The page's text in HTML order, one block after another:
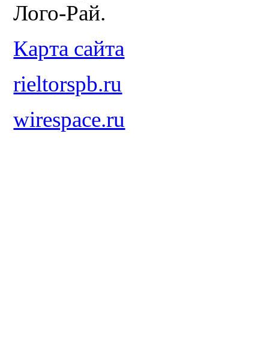
Лого-Рай.
Карта сайта
rieltorspb.ru
wirespace.ru